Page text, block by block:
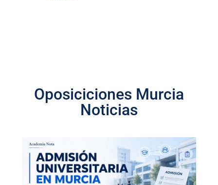
Oposiciciones Murcia
Noticias